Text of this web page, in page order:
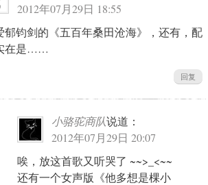
2012年07月29日 18:55
郁钧剑的《五百年桑田沧海》，还有，配
在是……
回复
小骆驼商队说道：
2012年07月29日 20:07
唉，放这首歌又听哭了 ~~>_<~~
还有一个女声版《他多想是棵小